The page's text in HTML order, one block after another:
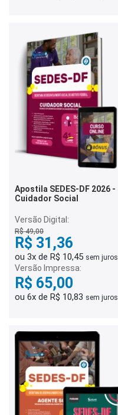
Apostila SEDES-DF 2026 -
Cuidador Social
Versão Digital:
R$ 49,00
R$ 31,36
ou 3x de R$ 10,45 sem juros
Versão Impressa:
R$ 65,00
ou 6x de R$ 10,83 sem juros